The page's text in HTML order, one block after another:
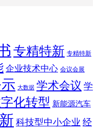
专精特新 专精特新
企业技术中心 会议会展
大数据 学术会议 学
化转型 新能源汽车
科技型中小企业 经